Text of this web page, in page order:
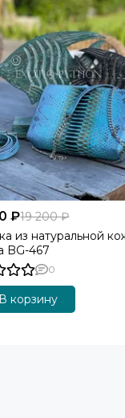
₽19 200 ₽
из натуральной
BG-467
0
корзину